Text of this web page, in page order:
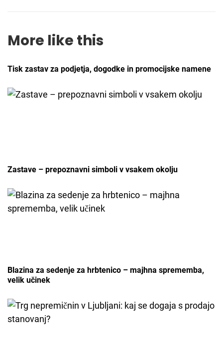
More like this
Tisk zastav za podjetja, dogodke in promocijske namene
Zastave – prepoznavni simboli v vsakem okolju
Blazina za sedenje za hrbtenico – majhna sprememba,
velik učinek